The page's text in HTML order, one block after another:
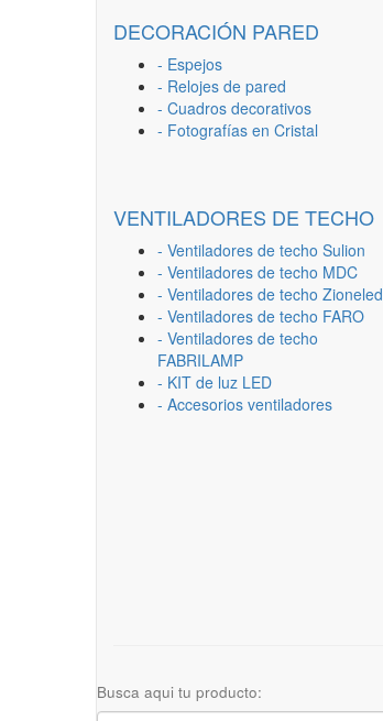
DECORACIÓN PARED
- Espejos
- Relojes de pared
- Cuadros decorativos
- Fotografías en Cristal
VENTILADORES DE TECHO
- Ventiladores de techo Sulion
- Ventiladores de techo MDC
- Ventiladores de techo Zioneled
- Ventiladores de techo FARO
- Ventiladores de techo
FABRILAMP
- KIT de luz LED
- Accesorios ventiladores
Busca aqui tu producto: